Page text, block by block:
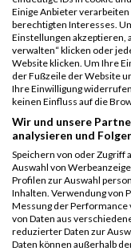
weiblich
Legende:
GPos = Geschlechter
Team Position, DNS =
Disqualifiziert
Einige Anbieter
berechtigten Interesses.
Einstellungen akzeptieren,
verwalten“ klicken oder
Website klicken. Um Ihre
der Fußzeile der Website
Ihre Einwilligung
keinen Einfluss auf die
Wir und unsere
analysieren und
Speichern von oder Zugriff
Auswahl von
Profilen zur Auswahl
Inhalten. Verwendung von
Messung der Performance
von Daten aus
reduzierter Daten zur
Daten können außerhalb